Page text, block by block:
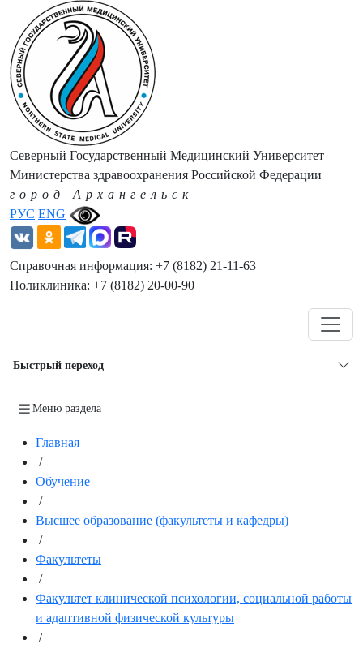
РУС ENG
Северный Государственный Медицинский Университет
Министерства здравоохранения Российской Федерации
город Архангельск
Справочная информация: +7 (8182) 21-11-63
Поликлиника: +7 (8182) 20-00-90
Быстрый переход
Меню раздела
Главная
/
Обучение
/
Высшее образование (факультеты и кафедры)
/
Факультеты
/
Факультет клинической психологии, социальной работы
и адаптивной физической культуры
/